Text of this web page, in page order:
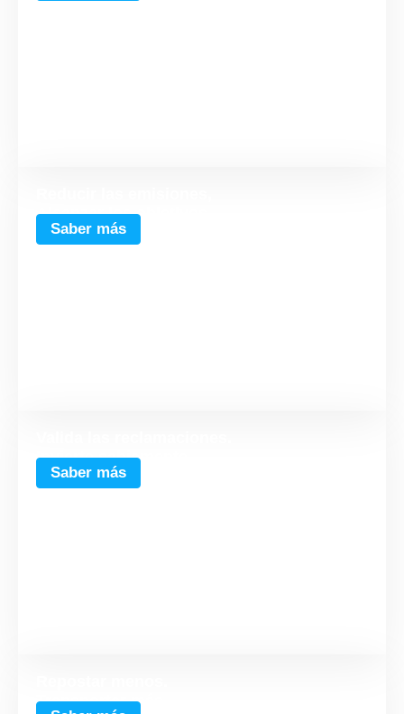
Alcanzar los objetivos
Saber más
Invierte sabiamente
Saber más
Transportar más